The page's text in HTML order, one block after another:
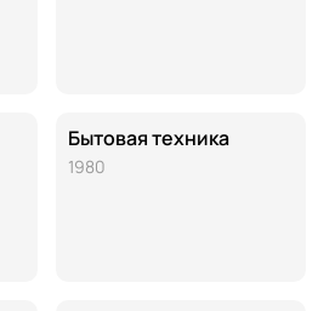
Бытовая техника
1980